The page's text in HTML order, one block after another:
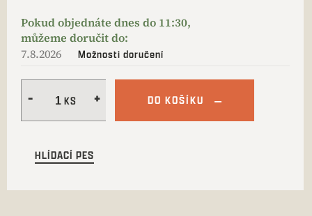
7.8.2026 Možnosti doručení
DO KOŠÍKU
HLÍDACÍ PES